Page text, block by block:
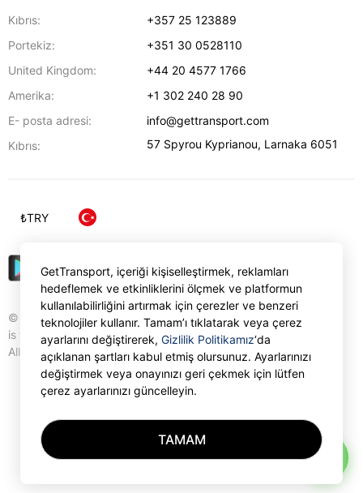
Kıbrıs:
+357 25 123889
Portekiz:
+351 30 0528110
United Kingdom:
+44 20 4577 1766
Amerika:
+1 302 240 28 90
E- posta adresi:
info@gettransport.com
Kıbrıs:
57 Spyrou Kyprianou, Larnaka 6051
© Gettransport International Limited. GetTransport®
is trademark of Gettransport International Limited.
All rights reserved.
₺TRY
GetTransport, içeriği kişiselleştirmek, reklamları
hedeflemek ve etkinliklerini ölçmek ve platformun
kullanılabilirliğini artırmak için çerezler ve benzeri
teknolojiler kullanır. Tamam’ı tıklatarak veya çerez
ayarlarını değiştirerek, Gizlilik Politikamız‘da
açıklanan şartları kabul etmiş olursunuz. Ayarlarınızı
değiştirmek veya onayınızı geri çekmek için lütfen
çerez ayarlarınızı güncelleyin.
TAMAM
AI